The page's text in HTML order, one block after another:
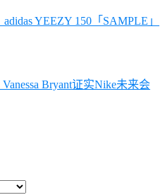
YEEZY 150「SAMPLE」
Bryant证实Nike未来会